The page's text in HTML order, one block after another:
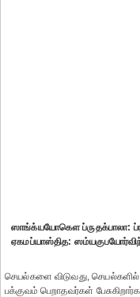
ஸாங்க்யயோகௌ ப்ருதக்பாலா:
ஏகமப்யாஸ்தித:
செயல்களை விடுவது,
பக்குவம் பெறாதவர்கள்